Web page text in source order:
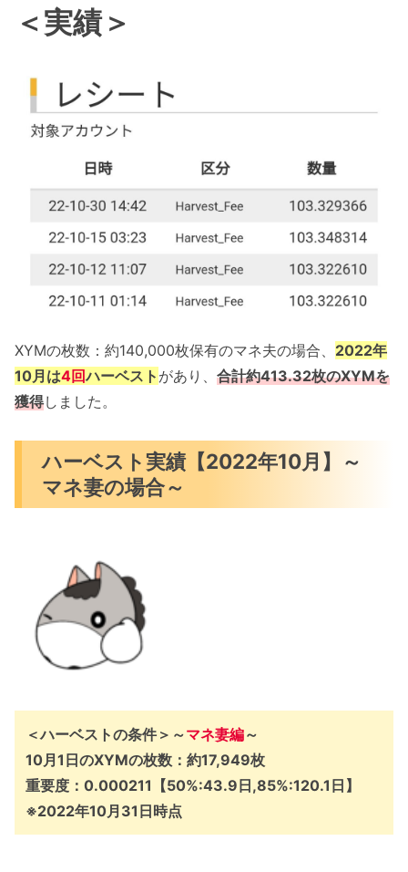
＜実績＞
XYMの枚数：約140,000枚保有のマネ夫の場合、 2022年
10月は4回ハーベスト があり、 合計約413.32枚のXYMを
獲得しました。
ハーベスト実績【2022年10月】～
マネ妻の場合～
＜ハーベストの条件＞～マネ妻編～
10月1日のXYMの枚数：約17,949枚
重要度：0.000211【50%:43.9日,85%:120.1日】
※2022年10月31日時点